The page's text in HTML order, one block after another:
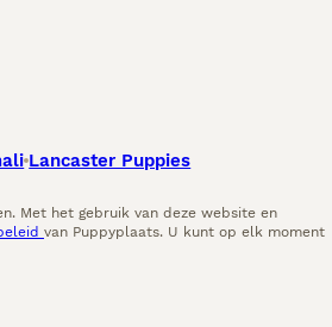
Lancaster Puppies
Met het gebruik van deze website en
van Puppyplaats. U kunt op elk moment